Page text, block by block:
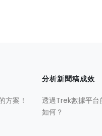
方案！
分析新聞稿成效
透過Trek數據平台
如何？